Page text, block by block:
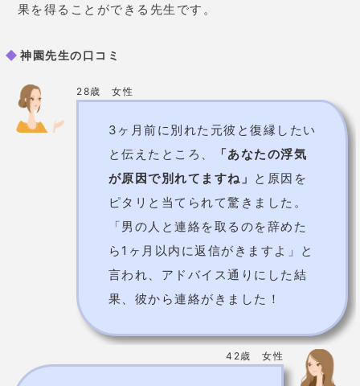
果を得ることができる先生です。
神園先生の口コミ
28歳 女性
3ヶ月前に別れた元彼と復縁したい
と伝えたところ、
「あなたの浮気
が原因で別れてますね」 と原因を
ピタリと当てられて驚きました。
「男の人と連絡を取るのを辞めた
ら1ヶ月以内に返信がきますよ」と
言われ、アドバイス通りにした結
果、彼から連絡がきました！
42歳 女性